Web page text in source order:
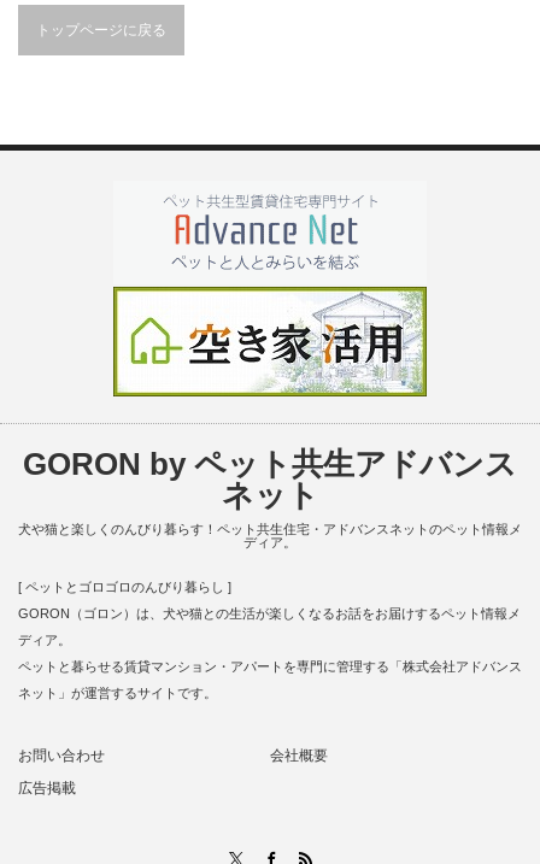
トップページに戻る
GORON by ペット共生アドバンス
ネット
犬や猫と楽しくのんびり暮らす！ペット共生住宅・アドバンスネットのペット情報メ
ディア。
[ ペットとゴロゴロのんびり暮らし ]
GORON（ゴロン）は、犬や猫との生活が楽しくなるお話をお届けするペット情報メ
ディア。
ペットと暮らせる賃貸マンション・アパートを専門に管理する「株式会社アドバンス
ネット」が運営するサイトです。
お問い合わせ
会社概要
広告掲載
Facebook